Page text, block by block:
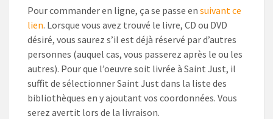
Pour commander en ligne, ça se passe en suivant ce
lien. Lorsque vous avez trouvé le livre, CD ou DVD
désiré, vous saurez s’il est déjà réservé par d’autres
personnes (auquel cas, vous passerez après le ou les
autres). Pour que l’oeuvre soit livrée à Saint Just, il
suffit de sélectionner Saint Just dans la liste des
bibliothèques en y ajoutant vos coordonnées. Vous
serez avertit lors de la livraison.